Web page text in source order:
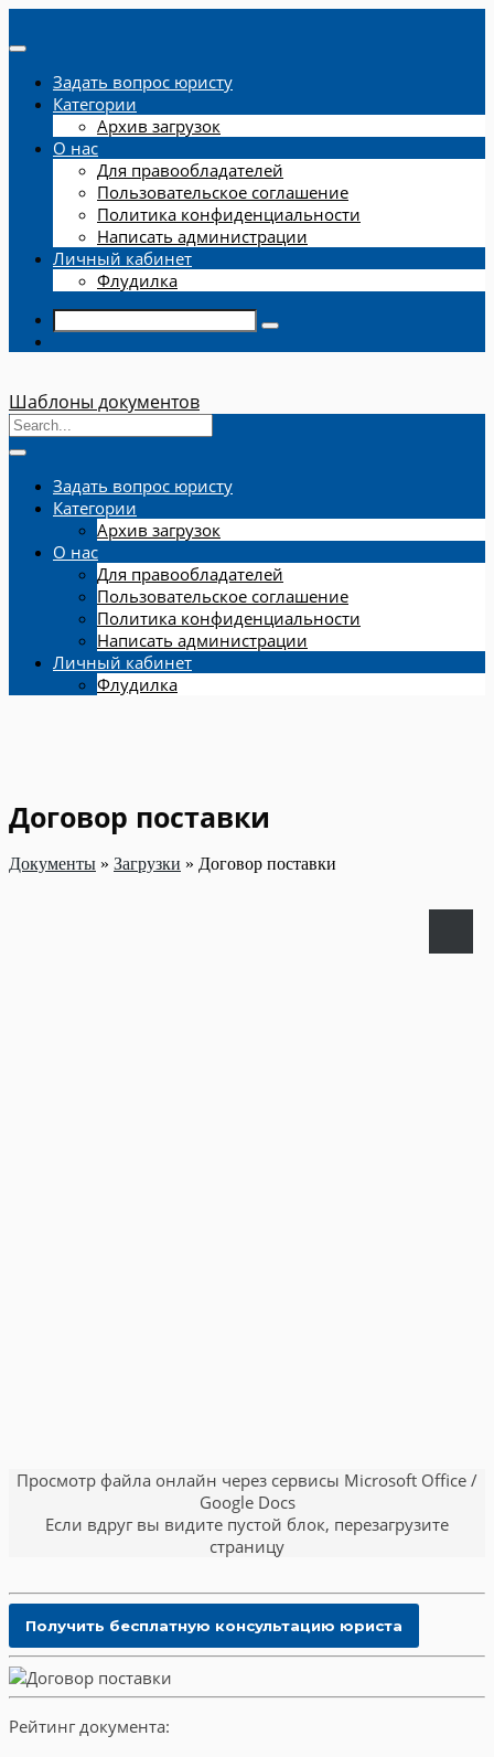
Задать вопрос юристу
Категории
Архив загрузок
О нас
Для правообладателей
Пользовательское соглашение
Политика конфиденциальности
Написать администрации
Личный кабинет
Флудилка
Шаблоны документов
Задать вопрос юристу
Категории
Архив загрузок
О нас
Для правообладателей
Пользовательское соглашение
Политика конфиденциальности
Написать администрации
Личный кабинет
Флудилка
Договор поставки
Документы » Загрузки » Договор поставки
Просмотр файла онлайн через сервисы Microsoft Office /
Google Docs
Если вдруг вы видите пустой блок, перезагрузите
страницу
Рейтинг документа: